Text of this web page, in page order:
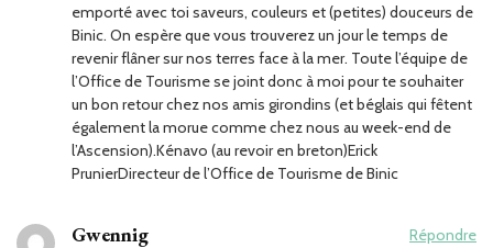
emporté avec toi saveurs, couleurs et (petites) douceurs de
Binic. On espère que vous trouverez un jour le temps de
revenir flâner sur nos terres face à la mer. Toute l’équipe de
l’Office de Tourisme se joint donc à moi pour te souhaiter
un bon retour chez nos amis girondins (et béglais qui fêtent
également la morue comme chez nous au week-end de
l’Ascension).Kénavo (au revoir en breton)Erick
PrunierDirecteur de l’Office de Tourisme de Binic
Gwennig Répondre